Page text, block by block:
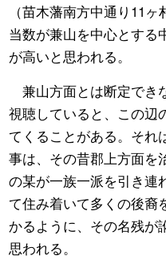
（苗木藩南方中通り11
当数が兼山を中心とする
が高いと思われる。
兼山方面とは断定でき
視聴していると、この辺
てくることがある。それ
事は、その昔郡上方面を
の某が一族一派を引き連
て住み着いて多くの後裔
かるように、その名残が
思われる。